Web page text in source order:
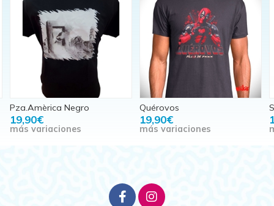
Pza.Amèrica Negro
19,90€
más variaciones
Quérovos
19,90€
más variaciones